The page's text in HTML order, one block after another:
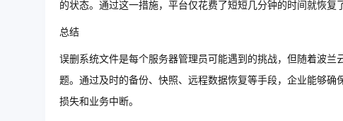
的状态。通过这一措施，平台仅花费了短短几分钟的时间就恢复
总结
误删系统文件是每个服务器管理员可能遇到的挑战，但随着波
题。通过及时的备份、快照、远程数据恢复等手段，企业能够
损失和业务中断。